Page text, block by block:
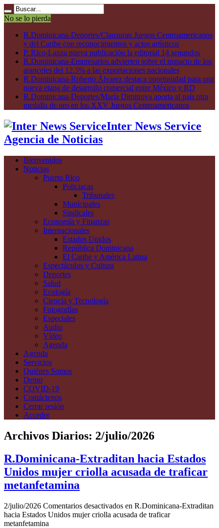
No se lo pierda
R.Dominicana-Deportes/Clausuran Juegos Centroamericanos
y del Caribe con reconocimientos y actos artísticos
P. Rico-Lanza nueva publicación la editorial 14 segundos
R.Dominicana-Empresarios advierten sobre el impacto de los
aranceles del 12.5% a las exportaciones nacionales
R.Dominicana-Roberto Álvarez destaca oportunidad para una
nueva etapa de desarrollo comercial entre México y RD
R.Dominicana-Deportes/María Dimitrova aporta al país otra
medalla de oro en los XXV Juegos Centroamericanos
Inter News Service
Agencia de Noticias
Bienvenidos
Noticias
Puerto Rico
Policiacas
Tribunales
Municipales
Sindicales
Economía y Finanzas
Internacionales
Estados Unidos
República Dominicana
El Caribe y América Latina
Espectáculos y Cultura
Deportes
Salud
Ecología
Ciencia y Tecnología
Fotografías
Especiales
Audio
Vídeo
Agenda
Agenda
Servicios
Quiénes Somos
Demo
COVID-19
Contáctenos
Cerrar sesión
Acceder
Archivos Diarios: 2/julio/2026
R.Dominicana-Extraditan hacia Estados
Unidos mujer criolla acusada de traficar
metanfetamina
2/julio/2026 Comentarios desactivados en R.Dominicana-Extraditan
hacia Estados Unidos mujer criolla acusada de traficar
metanfetamina